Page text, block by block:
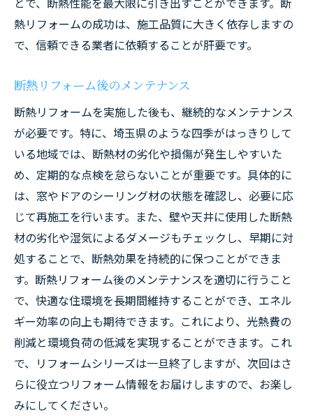
熱リフォームの成功は、施工品質に大きく依存しますの
で、信頼できる業者に依頼することが肝要です。
断熱リフォーム後のメンテナンス
断熱リフォームを実施した後も、継続的なメンテナンス
が必要です。特に、埼玉県のような四季がはっきりして
いる地域では、断熱材の劣化や損傷が発生しやすいた
め、定期的な点検を怠らないことが重要です。具体的に
は、窓やドアのシーリング材の状態を確認し、必要に応
じて再施工を行います。また、壁や天井に使用した断熱
材の劣化や湿気によるダメージもチェックし、早期に対
処することで、断熱効果を持続的に保つことができま
す。断熱リフォーム後のメンテナンスを適切に行うこと
で、快適な住環境を長期間維持することができ、エネル
ギー効率の向上も期待できます。これにより、光熱費の
削減と環境負荷の低減を実現することができます。これ
で、リフォームシリーズは一旦終了しますが、次回はさ
らに役立つリフォーム情報をお届けしますので、お楽し
みにしてください。